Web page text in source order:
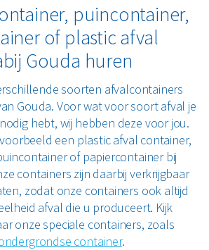
puincontainer,
of plastic afval
Gouda huren
soorten afvalcontainers
Gouda. Voor wat voor soort afval je
hebt, wij hebben deze voor jou.
een plastic afval container,
of papiercontainer bij
containers zijn daarbij verkrijgbaar
zodat onze containers ook altijd
afval die u produceert. Kijk
onze speciale containers, zoals
container.